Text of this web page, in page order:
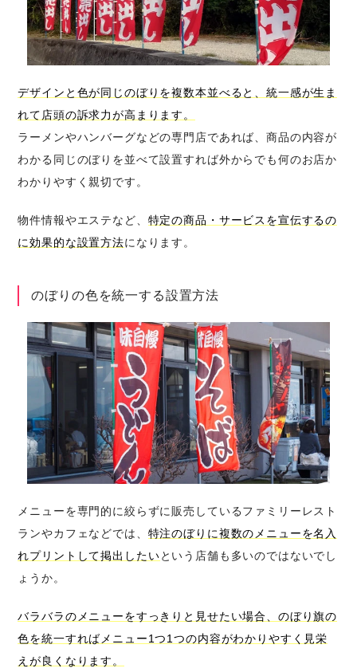
デザインと色が同じのぼりを複数本並べると、統一感が生ま
れて店頭の訴求力が高まります。
ラーメンやハンバーグなどの専門店であれば、商品の内容が
わかる同じのぼりを並べて設置すれば外からでも何のお店か
わかりやすく親切です。
物件情報やエステなど、 特定の商品・サービスを宣伝するの
に効果的な設置方法になります。
のぼりの色を統一する設置方法
メニューを専門的に絞らずに販売しているファミリーレスト
ランやカフェなどでは、 特注のぼりに複数のメニューを名入
れプリントして掲出したいという店舗も多いのではないでし
ょうか。
バラバラのメニューをすっきりと見せたい場合、のぼり旗の
色を統一すればメニュー1つ1つの内容がわかりやすく見栄
えが良くなります。